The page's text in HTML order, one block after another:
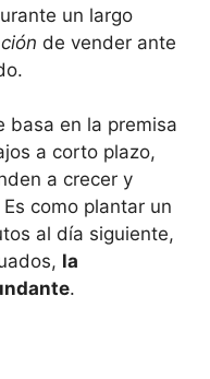
un‌ largo
⁣de vender ante
basa en la premisa
​a corto plazo,
a crecer y
como plantar un
al día siguiente,
la
.